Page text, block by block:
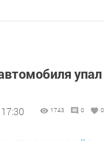
упал
1743 0 0